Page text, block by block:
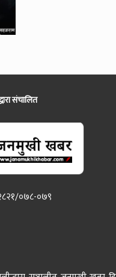
संचालित
०७८-०७९